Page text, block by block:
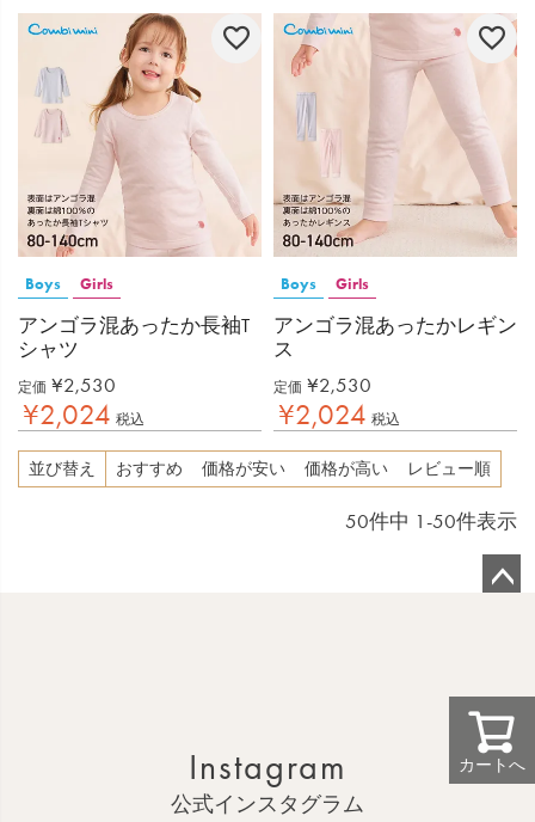
Boys Girls
アンゴラ混あったか長袖T
シャツ
定価 ¥2,530
¥2,024 税込
Boys Girls
アンゴラ混あったかレギン
ス
定価 ¥2,530
¥2,024 税込
並び替え おすすめ 価格が安い 価格が高い レビュー順
50件中 1 -50件表示
カートへ
Instagram
公式インスタグラム
ッ
プ